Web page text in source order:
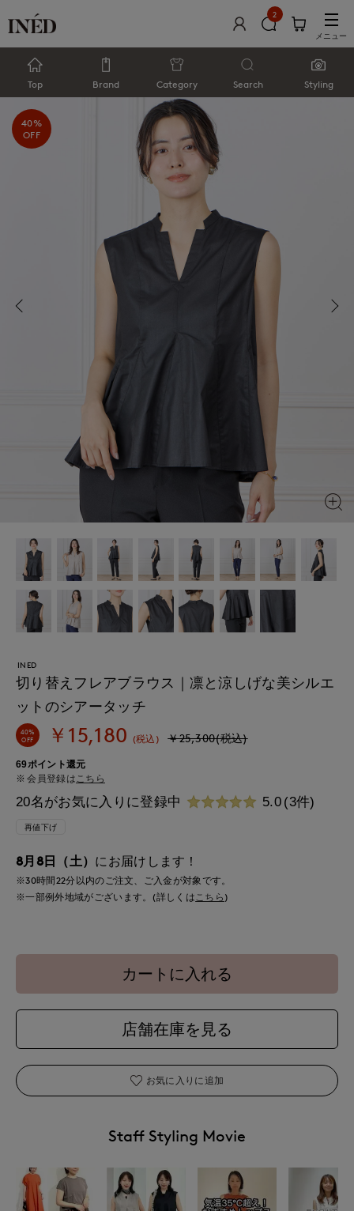
2
メニュー
Top Brand Category Search Styling
40%
OFF
INED
切り替えフレアブラウス｜凛と涼しげな美シルエ
ットのシアータッチ
40%
OFF ￥15,180 (税込) ￥25,300(税込)
69ポイント還元
会員登録はこちら
20名がお気に入りに登録中 5.0 (3件)
再値下げ
8月8日（土） にお届けします！
※30時間22分以内のご注文、ご入金が対象です。
※一部例外地域がございます。(詳しくは こちら )
カートに入れる
店舗在庫を見る
お気に入りに追加
Staff Styling Movie